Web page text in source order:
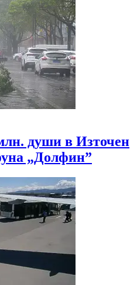
души в Източен
„Долфин”